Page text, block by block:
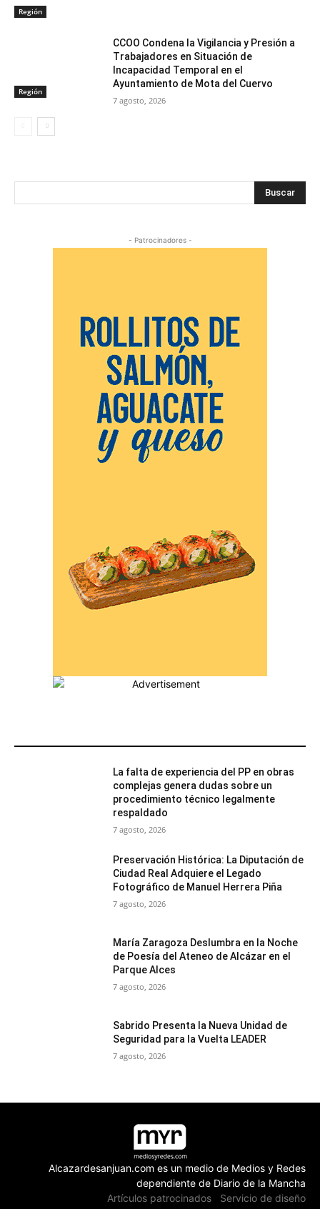
Región
Región
CCOO Condena la Vigilancia y Presión a
Trabajadores en Situación de
Incapacidad Temporal en el
Ayuntamiento de Mota del Cuervo
7 agosto, 2026
Buscar
- Patrocinadores -
La falta de experiencia del PP en obras
complejas genera dudas sobre un
procedimiento técnico legalmente
respaldado
7 agosto, 2026
Preservación Histórica: La Diputación de
Ciudad Real Adquiere el Legado
Fotográfico de Manuel Herrera Piña
7 agosto, 2026
María Zaragoza Deslumbra en la Noche
de Poesía del Ateneo de Alcázar en el
Parque Alces
7 agosto, 2026
Sabrido Presenta la Nueva Unidad de
Seguridad para la Vuelta LEADER
7 agosto, 2026
Alcazardesanjuan.com es un medio de Medios y Redes
dependiente de Diario de la Mancha
Artículos patrocinados
Servicio de diseño